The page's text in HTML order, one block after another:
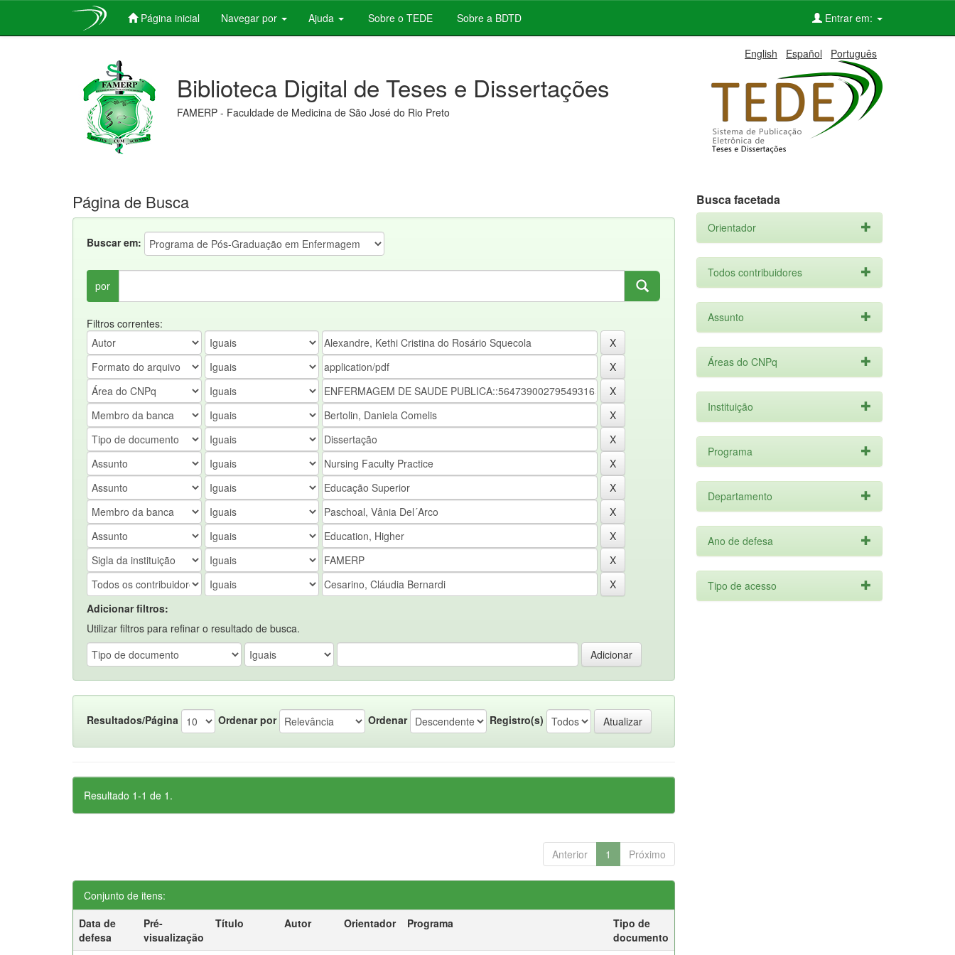
Página inicial Navegar por Ajuda Sobre o TEDE Sobre a BDTD Entrar em:
English Español Português
Biblioteca Digital de Teses e Dissertações
FAMERP - Faculdade de Medicina de São José do Rio Preto
Página de Busca
Buscar em:
por
Filtros correntes:
Adicionar filtros:
Utilizar filtros para refinar o resultado de busca.
Resultados/Página Ordenar por Ordenar Registro(s)
Resultado 1-1 de 1.
Anterior 1 Próximo
Conjunto de itens:
Data de
defesa
Pré-
visualização
Título Autor Orientador Programa
Tipo de
documento
Busca facetada
Orientador
Todos contribuidores
Assunto
Áreas do CNPq
Instituição
Programa
Departamento
Ano de defesa
Tipo de acesso